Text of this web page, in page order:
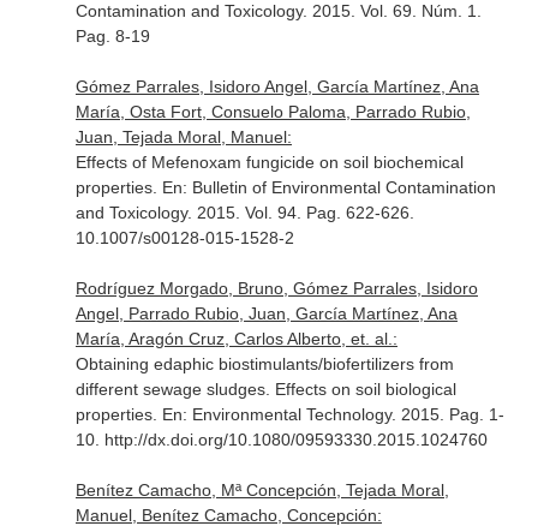
Contamination and Toxicology. 2015. Vol. 69. Núm. 1.
Pag. 8-19
Gómez Parrales, Isidoro Angel, García Martínez, Ana
María, Osta Fort, Consuelo Paloma, Parrado Rubio,
Juan, Tejada Moral, Manuel:
Effects of Mefenoxam fungicide on soil biochemical
properties. En: Bulletin of Environmental Contamination
and Toxicology. 2015. Vol. 94. Pag. 622-626.
10.1007/s00128-015-1528-2
Rodríguez Morgado, Bruno, Gómez Parrales, Isidoro
Angel, Parrado Rubio, Juan, García Martínez, Ana
María, Aragón Cruz, Carlos Alberto, et. al.:
Obtaining edaphic biostimulants/biofertilizers from
different sewage sludges. Effects on soil biological
properties. En: Environmental Technology. 2015. Pag. 1-
10. http://dx.doi.org/10.1080/09593330.2015.1024760
Benítez Camacho, Mª Concepción, Tejada Moral,
Manuel, Benítez Camacho, Concepción: